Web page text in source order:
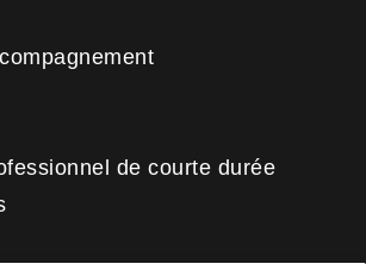
de courte durée